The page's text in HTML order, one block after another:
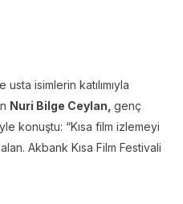
isimlerin katılımıyla
Nuri Bilge Ceylan, genç
konuştu: “Kısa film izlemeyi
Akbank Kısa Film Festivali